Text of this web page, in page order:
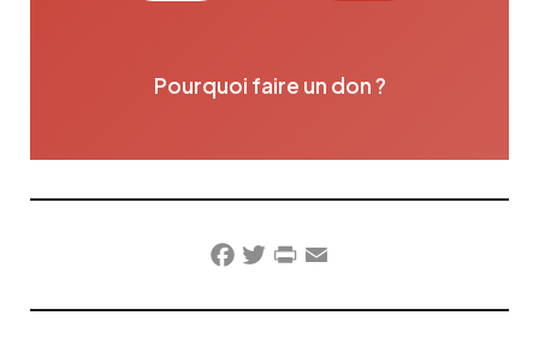
Pourquoi faire un don ?
Facebook
TwitterPrintFriendly
Email